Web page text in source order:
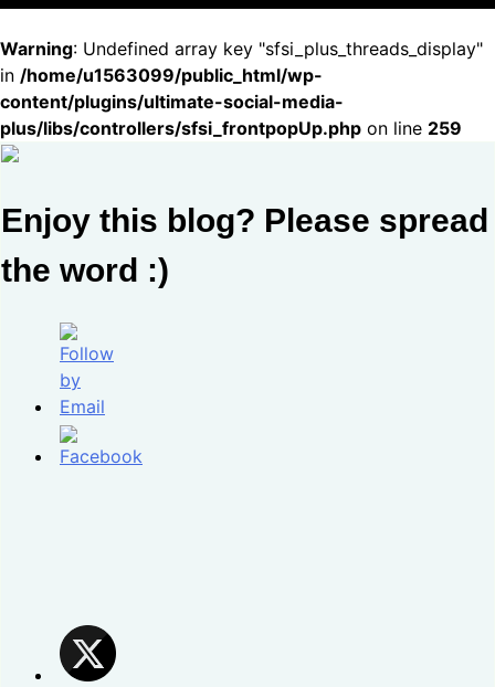
Warning: Undefined array key "sfsi_plus_threads_display"
in /home/u1563099/public_html/wp-
content/plugins/ultimate-social-media-
plus/libs/controllers/sfsi_frontpopUp.php on line 259
Enjoy this blog? Please spread
the word :)